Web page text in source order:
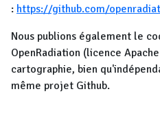
: https://github.com/
Nous publions également le
OpenRadiation (licence
cartographie, bien
même projet Github.